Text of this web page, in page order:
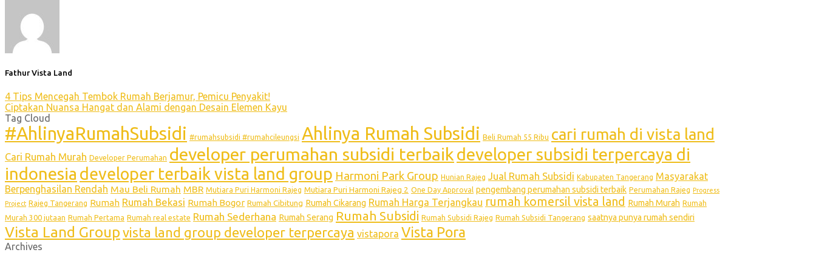
Fathur Vista Land
4 Tips Mencegah Tembok Rumah Berjamur, Pemicu Penyakit!
Ciptakan Nuansa Hangat dan Alami dengan Desain Elemen Kayu
Tag Cloud
#AhlinyaRumahSubsidi #rumahsubsidi #rumahcileungsi Ahlinya Rumah Subsidi Beli Rumah 55 Ribu cari rumah di vista land
Cari Rumah Murah Developer Perumahan developer perumahan subsidi terbaikdeveloper subsidi terpercaya di
indonesia developer terbaik vista land group Harmoni Park Group Hunian Rajeg Jual Rumah Subsidi Kabupaten Tangerang Masyarakat
Berpenghasilan Rendah Mau Beli Rumah MBR Mutiara Puri Harmoni Rajeg Mutiara Puri Harmoni Rajeg 2 One Day Approval pengembang perumahan subsidi terbaik Perumahan Rajeg Progress
Project Rajeg Tangerang Rumah Rumah Bekasi Rumah Bogor Rumah Cibitung Rumah Cikarang Rumah Harga Terjangkau rumah komersil vista land Rumah Murah Rumah
Murah 300 jutaan Rumah Pertama Rumah real estate Rumah Sederhana Rumah Serang Rumah Subsidi Rumah Subsidi Rajeg Rumah Subsidi Tangerang saatnya punya rumah sendiri
Vista Land Group vista land group developer terpercaya vistapora Vista Pora
Archives